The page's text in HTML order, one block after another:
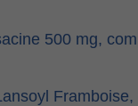
500 mg,